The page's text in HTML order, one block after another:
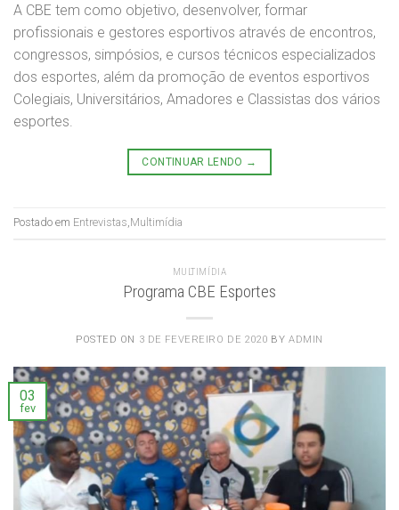
A CBE tem como objetivo, desenvolver, formar
profissionais e gestores esportivos através de encontros,
congressos, simpósios, e cursos técnicos especializados
dos esportes, além da promoção de eventos esportivos
Colegiais, Universitários, Amadores e Classistas dos vários
esportes.
CONTINUAR LENDO →
Postado em Entrevistas,Multimídia
MULTIMÍDIA
Programa CBE Esportes
POSTED ON 3 DE FEVEREIRO DE 2020 BYADMIN
03
fev